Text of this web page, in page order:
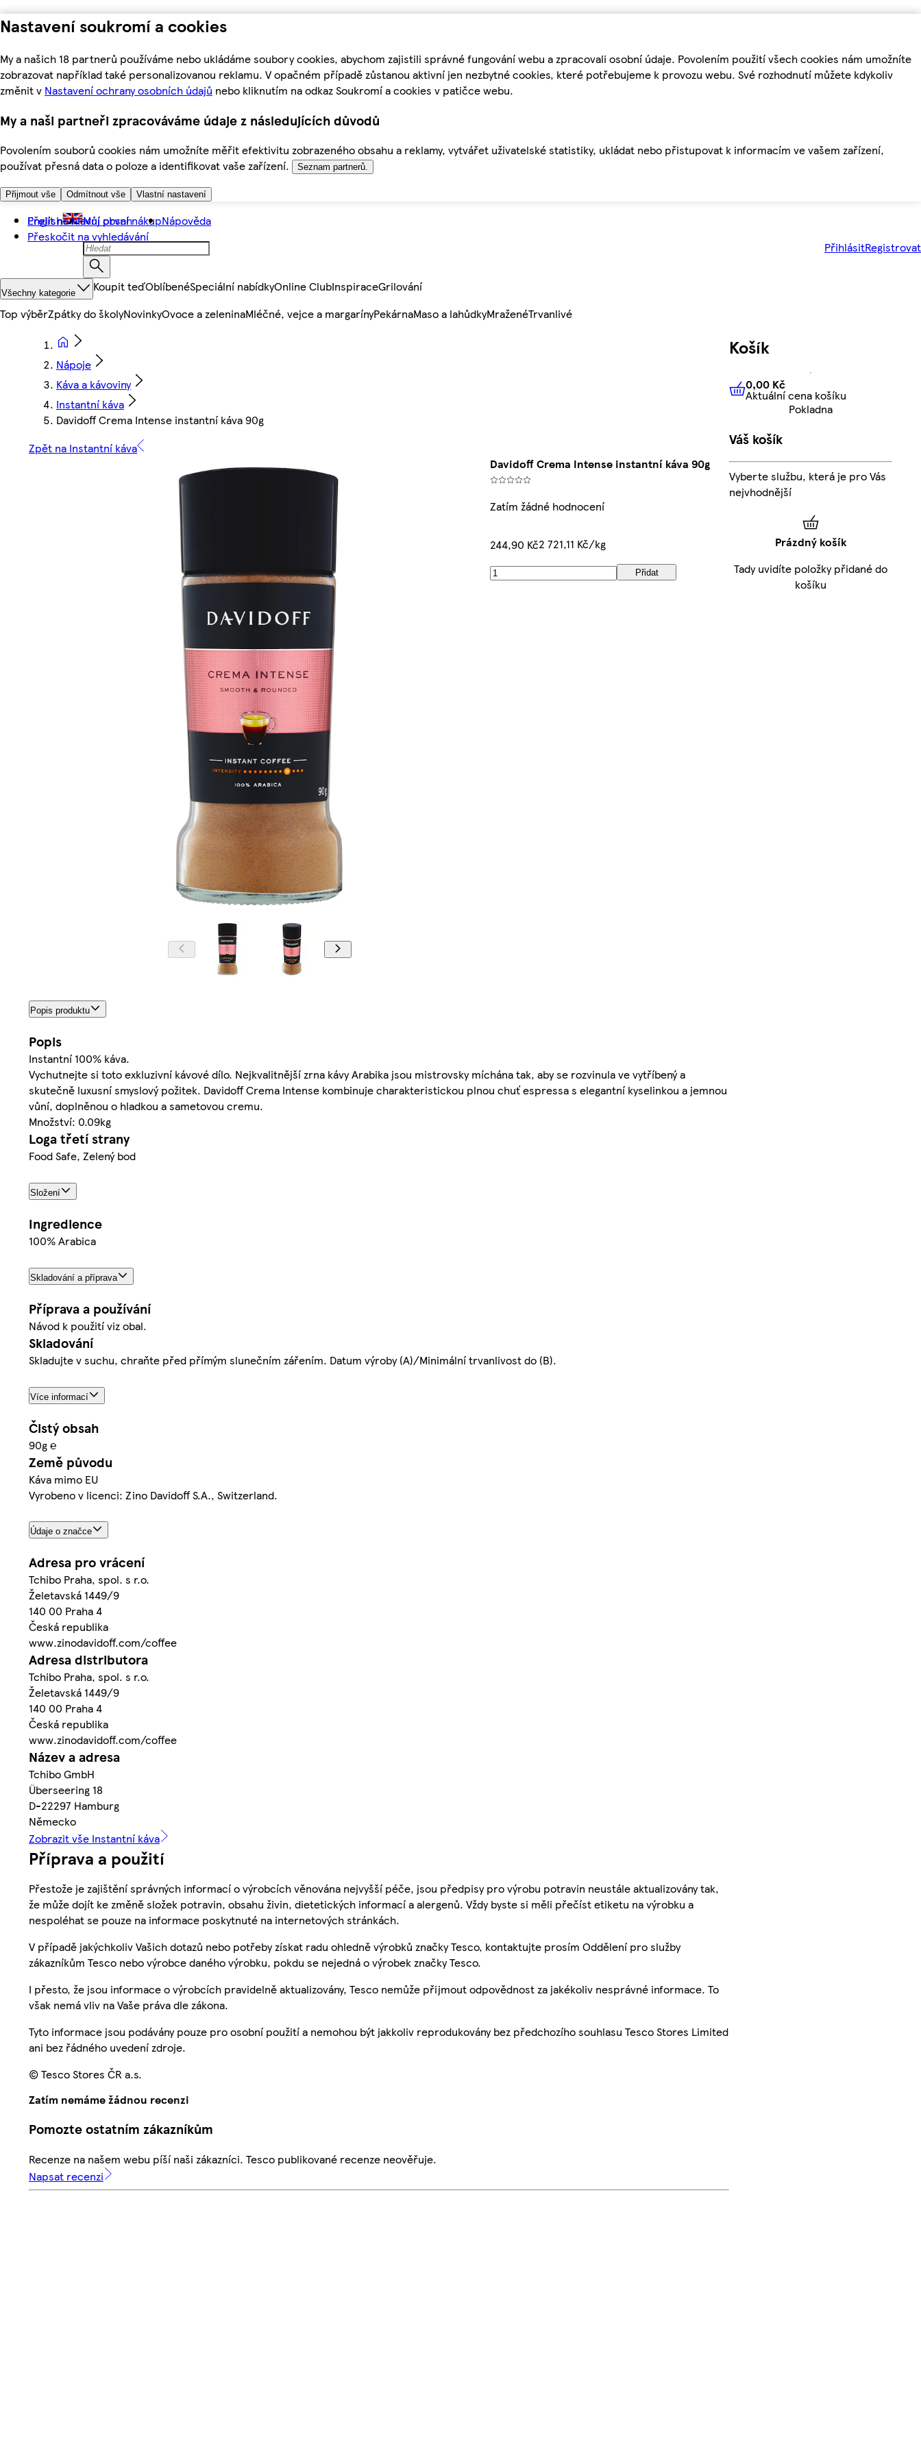
Nastavení soukromí a cookies
My a našich 18 partnerů používáme nebo ukládáme soubory cookies, abychom zajistili správné fungování webu a zpracovali osobní údaje. Povolením použití všech cookies nám umožníte
zobrazovat například také personalizovanou reklamu. V opačném případě zůstanou aktivní jen nezbytné cookies, které potřebujeme k provozu webu. Své rozhodnutí můžete kdykoliv
změnit v Nastavení ochrany osobních údajů nebo kliknutím na odkaz Soukromí a cookies v patičce webu.
My a naši partneři zpracováváme údaje z následujících důvodů
Povolením souborů cookies nám umožníte měřit efektivitu zobrazeného obsahu a reklamy, vytvářet uživatelské statistiky, ukládat nebo přistupovat k informacím ve vašem zařízení,
používat přesná data o poloze a identifikovat vaše zařízení.
Seznam partnerů.
Přijmout vše Odmítnout vše Vlastní nastavení
Přejít na hlavní obsah
Přeskočit na vyhledávání
English Můj první nákupNápověda
PřihlásitRegistrovat
Všechny kategorie Koupit teďOblíbenéSpeciální nabídkyOnline ClubInspiraceGrilování
Top výběrZpátky do školyNovinkyOvoce a zeleninaMléčné, vejce a margarínyPekárnaMaso a lahůdkyMraženéTrvanlivé
Nápoje
Káva a kávoviny
Instantní káva
Davidoff Crema Intense instantní káva 90g
Zpět na Instantní káva
Davidoff Crema Intense instantní káva 90g
Zatím žádné hodnocení
244,90 Kč2 721,11 Kč/kg
Přidat
Popis produktu
Popis
Instantní 100% káva.
Vychutnejte si toto exkluzivní kávové dílo. Nejkvalitnější zrna kávy Arabika jsou mistrovsky míchána tak, aby se rozvinula ve vytříbený a
skutečně luxusní smyslový požitek. Davidoff Crema Intense kombinuje charakteristickou plnou chuť espressa s elegantní kyselinkou a jemnou
vůní, doplněnou o hladkou a sametovou cremu.
Množství: 0.09kg
Loga třetí strany
Food Safe, Zelený bod
Složení
Ingredience
100% Arabica
Skladování a příprava
Příprava a používání
Návod k použití viz obal.
Skladování
Skladujte v suchu, chraňte před přímým slunečním zářením. Datum výroby (A)/Minimální trvanlivost do (B).
Více informací
Čistý obsah
90g ℮
Země původu
Káva mimo EU
Vyrobeno v licenci: Zino Davidoff S.A., Switzerland.
Údaje o značce
Adresa pro vrácení
Tchibo Praha, spol. s r.o.
Želetavská 1449/9
140 00 Praha 4
Česká republika
www.zinodavidoff.com/coffee
Adresa distributora
Tchibo Praha, spol. s r.o.
Želetavská 1449/9
140 00 Praha 4
Česká republika
www.zinodavidoff.com/coffee
Název a adresa
Tchibo GmbH
Überseering 18
D-22297 Hamburg
Německo
Zobrazit vše Instantní káva
Příprava a použití
Přestože je zajištění správných informací o výrobcích věnována nejvyšší péče, jsou předpisy pro výrobu potravin neustále aktualizovány tak,
že může dojít ke změně složek potravin, obsahu živin, dietetických informací a alergenů. Vždy byste si měli přečíst etiketu na výrobku a
nespoléhat se pouze na informace poskytnuté na internetových stránkách.
V případě jakýchkoliv Vašich dotazů nebo potřeby získat radu ohledně výrobků značky Tesco, kontaktujte prosím Oddělení pro služby
zákazníkům Tesco nebo výrobce daného výrobku, pokdu se nejedná o výrobek značky Tesco.
I přesto, že jsou informace o výrobcích pravidelně aktualizovány, Tesco nemůže přijmout odpovědnost za jakékoliv nesprávné informace. To
však nemá vliv na Vaše práva dle zákona.
Tyto informace jsou podávány pouze pro osobní použití a nemohou být jakkoliv reprodukovány bez předchozího souhlasu Tesco Stores Limited
ani bez řádného uvedení zdroje.
© Tesco Stores ČR a.s.
Zatím nemáme žádnou recenzi
Pomozte ostatním zákazníkům
Recenze na našem webu píší naši zákazníci. Tesco publikované recenze neověřuje.
Napsat recenzi
Košík
0,00 KčAktuální cena košíku
0,00 Kč
Aktuální cena košíku
Pokladna
Váš košík
Vyberte službu, která je pro Vás
nejvhodnější
Prázdný košík
Tady uvidíte položky přidané do
košíku